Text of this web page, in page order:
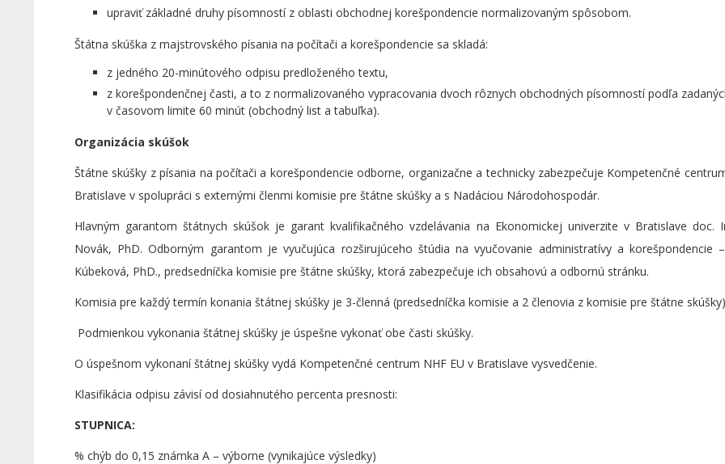
upraviť základné druhy písomností z oblasti obchodnej korešpondencie normalizovaným spôsobom.
Štátna skúška z majstrovského písania na počítači a korešpondencie sa skladá:
z jedného 20-minútového odpisu predloženého textu,
z korešpondenčnej časti, a to z normalizovaného vypracovania dvoch rôznych obchodných písomností podľa
v časovom limite 60 minút (obchodný list a tabuľka).
Organizácia skúšok
Štátne skúšky z písania na počítači a korešpondencie odborne, organizačne a technicky zabezpečuje Kompetenčné
Bratislave v spolupráci s externými členmi komisie pre štátne skúšky a s Nadáciou Národohospodár.
Hlavným garantom štátnych skúšok je garant kvalifikačného vzdelávania na Ekonomickej univerzite v Bratislave doc.
Novák, PhD. Odborným garantom je vyučujúca rozširujúceho štúdia na vyučovanie administratívy a korešpondencie
Kúbeková, PhD., predsedníčka komisie pre štátne skúšky, ktorá zabezpečuje ich obsahovú a odbornú stránku.
Komisia pre každý termín konania štátnej skúšky je 3-členná (predsedníčka komisie a 2 členovia z komisie pre štátne
Podmienkou vykonania štátnej skúšky je úspešne vykonať obe časti skúšky.
O úspešnom vykonaní štátnej skúšky vydá Kompetenčné centrum NHF EU v Bratislave vysvedčenie.
Klasifikácia odpisu závisí od dosiahnutého percenta presnosti:
STUPNICA:
% chýb do 0,15 známka A – výborne (vynikajúce výsledky)